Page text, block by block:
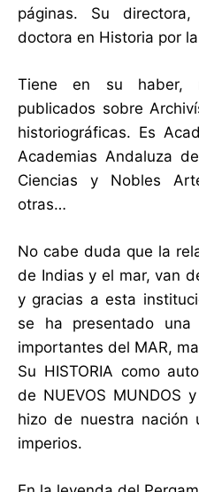
páginas. Su
doctora en Historia por
Tiene en su haber,
publicados sobre
historiográficas. Es
Academias Andaluza
Ciencias y Nobles
otras…
No cabe duda que la
de Indias y el mar, van
y gracias a esta
se ha presentado
importantes del MAR,
Su HISTORIA como
de NUEVOS MUNDOS
hizo de nuestra nación
imperios.